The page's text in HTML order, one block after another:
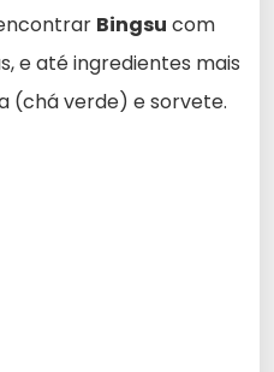
Bingsu com
e até ingredientes mais
(chá verde) e sorvete.